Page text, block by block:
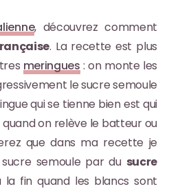
, découvrez comment
. La recette est plus
meringues : on monte les
le sucre semoule
qui se tienne bien est qui
quand on relève le batteur ou
que dans ma recette je
semoule par du sucre
fin quand les blancs sont